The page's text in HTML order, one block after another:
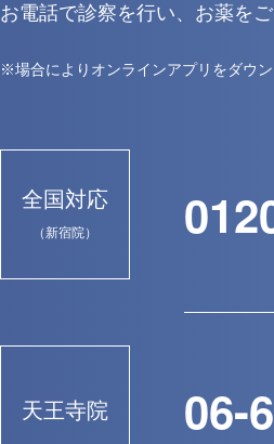
お電話で診察を行い、お薬を
※場合によりオンラインアプリをダウン
天王寺院 06-
全国対応
（新宿院）